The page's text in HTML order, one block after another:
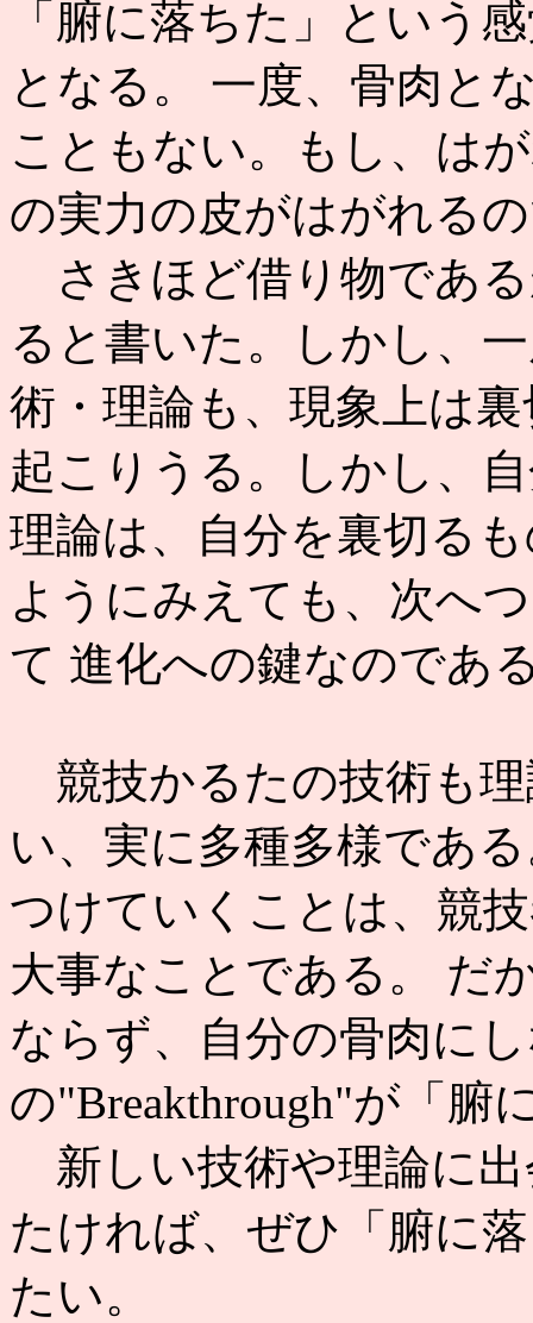
「腑に落ちた」という
となる。 一度、骨肉と
こともない。もし、は
の実力の皮がはがれる
さきほど借り物であ
ると書いた。しかし、
術・理論も、現象上は
起こりうる。しかし、
理論は、自分を裏切る
ようにみえても、次へ
て 進化への鍵なのであ
競技かるたの技術も
い、実に多種多様であ
つけていくことは、競
大事なことである。 だ
ならず、自分の骨肉に
の"Breakthrough"が「腑
新しい技術や理論に
たければ、ぜひ「腑に
たい。